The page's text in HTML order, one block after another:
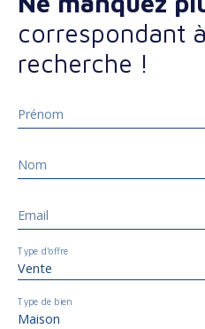
correspondant
recherche !
Prénom
Nom
Email
Vente
Type d'offre
Maison
Type de bien